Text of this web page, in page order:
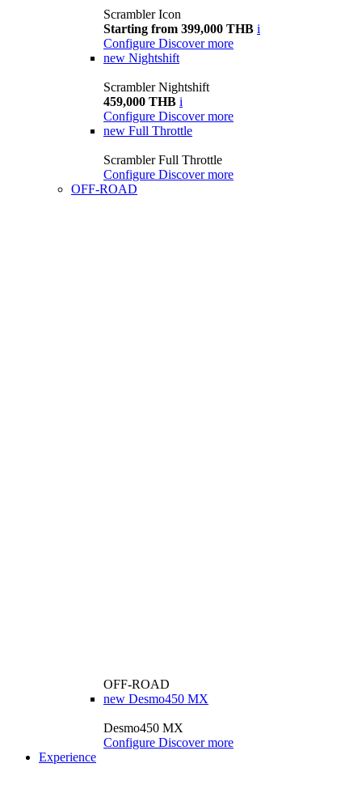
Scrambler Icon
Starting from 399,000 THB i
Configure Discover more
new Nightshift
Scrambler Nightshift
459,000 THB i
Configure Discover more
new Full Throttle
Scrambler Full Throttle
Configure Discover more
OFF-ROAD
OFF-ROAD
new Desmo450 MX
Desmo450 MX
Configure Discover more
Experience